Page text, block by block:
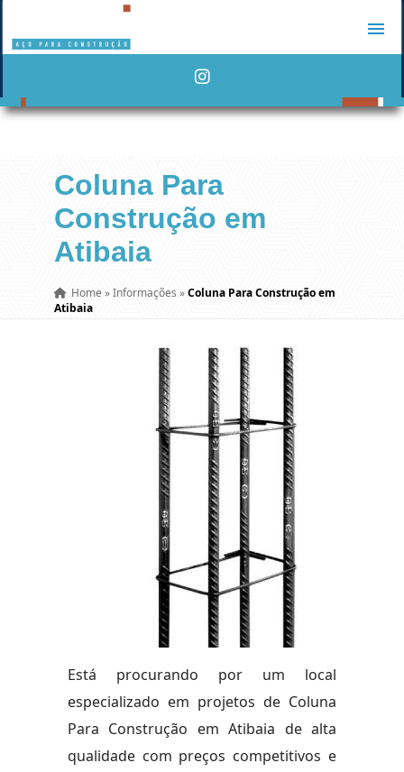
Coluna Para
Construção em
Atibaia
Home »Informações »Coluna Para Construção em
Atibaia
Está procurando por um local
especializado em projetos de Coluna
Para Construção em Atibaia de alta
qualidade com preços competitivos e